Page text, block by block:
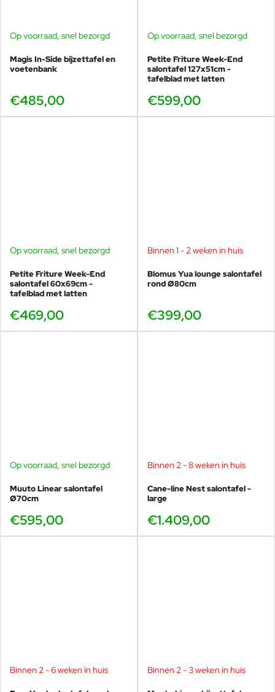
Op voorraad, snel bezorgd
Magis In-Side bijzettafel en
voetenbank
€485,00
Op voorraad, snel bezorgd
Petite Friture Week-End
salontafel 127x51cm -
tafelblad met latten
€599,00
Op voorraad, snel bezorgd
Petite Friture Week-End
salontafel 60x69cm -
tafelblad met latten
€469,00
Binnen 1 - 2 weken in huis
Blomus Yua lounge salontafel
rond Ø80cm
€399,00
Op voorraad, snel bezorgd
Muuto Linear salontafel
Ø70cm
€595,00
Binnen 2 - 8 weken in huis
Cane-line Nest salontafel -
large
€1.409,00
Binnen 2 - 6 weken in huis Binnen 2 - 3 weken in huis